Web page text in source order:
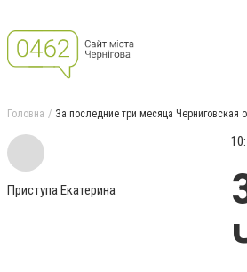
Головна За последние три месяца Черниговская
Приступа Екатерина